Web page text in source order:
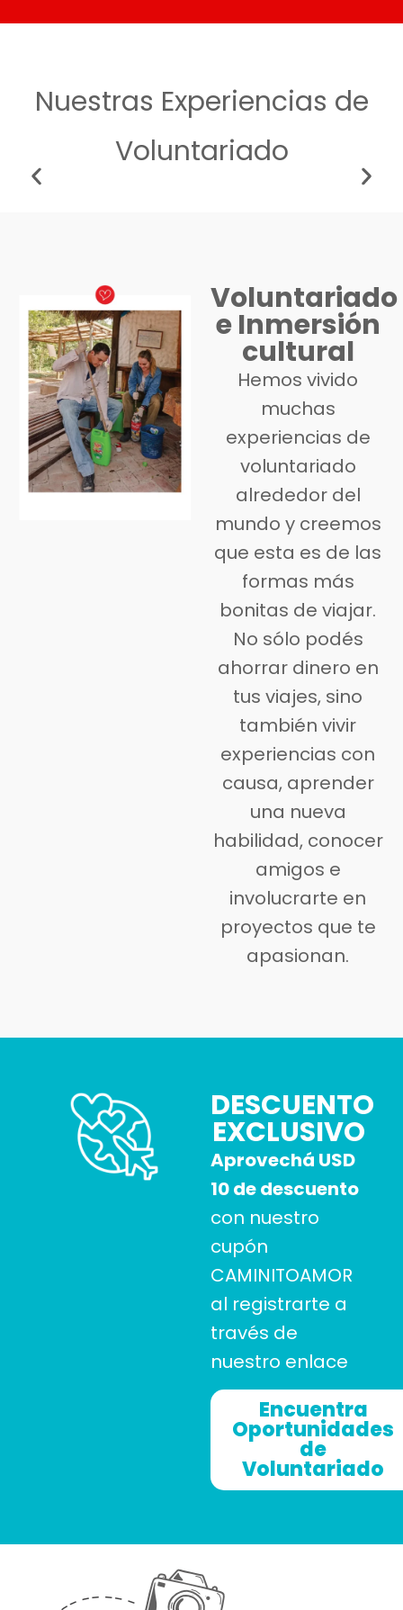
Nuestras Experiencias de
Voluntariado​
Voluntariado
e Inmersión
cultural
Hemos vivido
muchas
experiencias de
voluntariado
alrededor del
mundo y creemos
que esta es de las
formas más
bonitas de viajar.
No sólo podés
ahorrar dinero en
tus viajes, sino
también vivir
experiencias con
causa, aprender
una nueva
habilidad, conocer
amigos e
involucrarte en
proyectos que te
apasionan.
DESCUENTO
EXCLUSIVO
Aprovechá USD
10 de descuento
con nuestro
cupón
CAMINITOAMOR
al registrarte a
través de
nuestro enlace
Encuentra
Oportunidades
de
Voluntariado